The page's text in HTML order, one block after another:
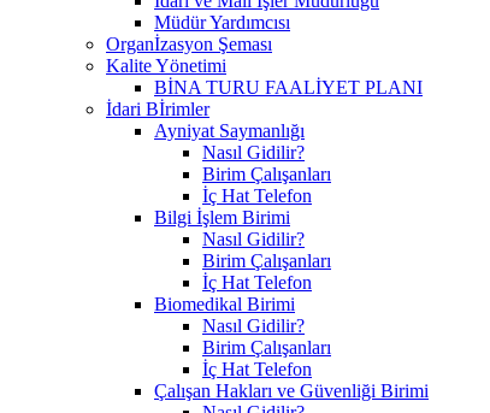
Müdür Yardımcısı
Organİzasyon Şeması
Kalite Yönetimi
BİNA TURU FAALİYET PLANI
İdari Bİrimler
Ayniyat Saymanlığı
Nasıl Gidilir?
Birim Çalışanları
İç Hat Telefon
Bilgi İşlem Birimi
Nasıl Gidilir?
Birim Çalışanları
İç Hat Telefon
Biomedikal Birimi
Nasıl Gidilir?
Birim Çalışanları
İç Hat Telefon
Çalışan Hakları ve Güvenliği Birimi